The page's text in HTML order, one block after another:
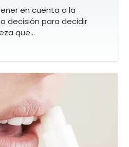
en cuenta a la
decisión para decidir
que…